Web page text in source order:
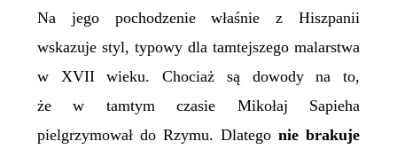
Na jego pochodzenie właśnie z Hiszpanii
wskazuje styl, typowy dlatamtejszegomalarstwa
wXVII wieku.Chociaż są dowody na to,
że w tamtym czasie Mikołaj Sapieha
pielgrzymował do Rzymu.Dlategonie brakuje